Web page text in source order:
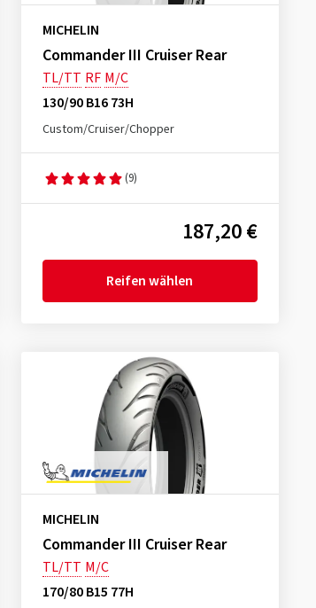
MICHELIN
Commander III Cruiser Rear
TL/TT RF M/C
130/90 B16 73H
Custom/Cruiser/Chopper
(9)
187,20 €
Reifen wählen
MICHELIN
Commander III Cruiser Rear
TL/TT M/C
170/80 B15 77H